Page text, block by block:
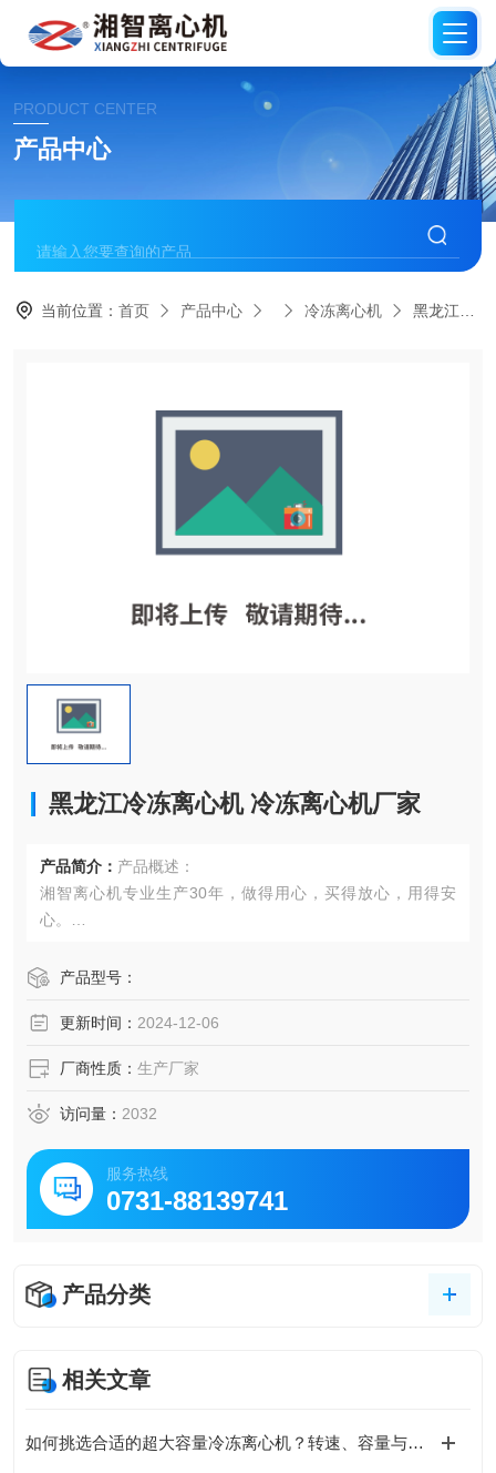
PRODUCT CENTER
产品中心
当前位置：首页 产品中心 冷冻离心机 黑龙江冷冻离心机 冷冻离心机厂家
黑龙江冷冻离心机 冷冻离心机厂家
产品简介： 产品概述：
湘智离心机专业生产30年，做得用心，买得放心，用得安
心。
机驱动、性能稳定，噪音低，液晶彩屏显示，全面精准，分
血浆站对血液等样品的分离，配有多种转子，一机多用，广
产品型号：
更新时间： 2024-12-06
厂商性质： 生产厂家
访问量： 2032
服务热线
0731-88139741
产品分类
相关文章
如何挑选合适的超大容量冷冻离心机？转速、容量与温控是关键